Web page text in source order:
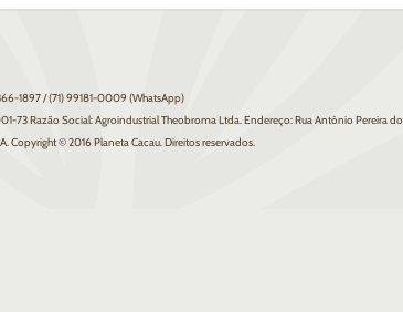
1897 / (71) 99181-0009 (WhatsApp)
73 Razão Social: Agroindustrial Theobroma Ltda. Endereço: Rua Antônio Pereira
Copyright © 2016 Planeta Cacau. Direitos reservados.